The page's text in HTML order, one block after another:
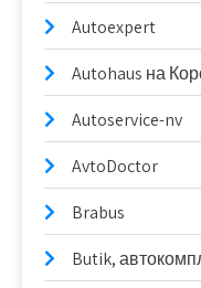
Autoexpert
Autohaus на
Autoservice-nv
AvtoDoctor
Brabus
Butik,